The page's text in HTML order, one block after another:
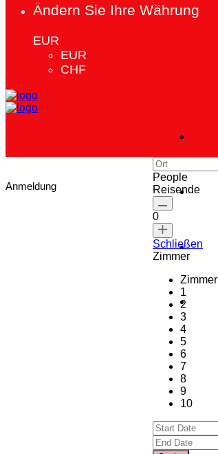
Ändern Sie Ihre Währung
EUR
EUR
CHF
Anmeldung
People
Reisende
0
Schließen
Zimmer
Zimmer
1
2
3
4
5
6
7
8
9
10